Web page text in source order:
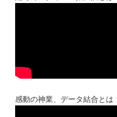
感動の神業、データ結合とは